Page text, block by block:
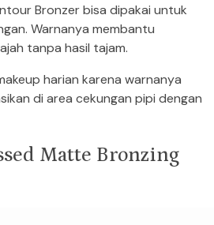
Bronzer bisa dipakai untuk
Warnanya membantu
tanpa hasil tajam.
harian karena warnanya
di area cekungan pipi dengan
Matte Bronzing